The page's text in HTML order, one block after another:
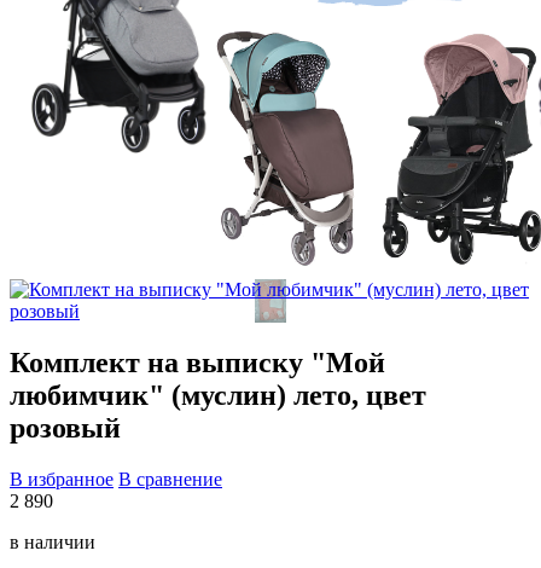
Комплект на выписку "Мой
любимчик" (муслин) лето, цвет
розовый
В избранное В сравнение
2 890
в наличии